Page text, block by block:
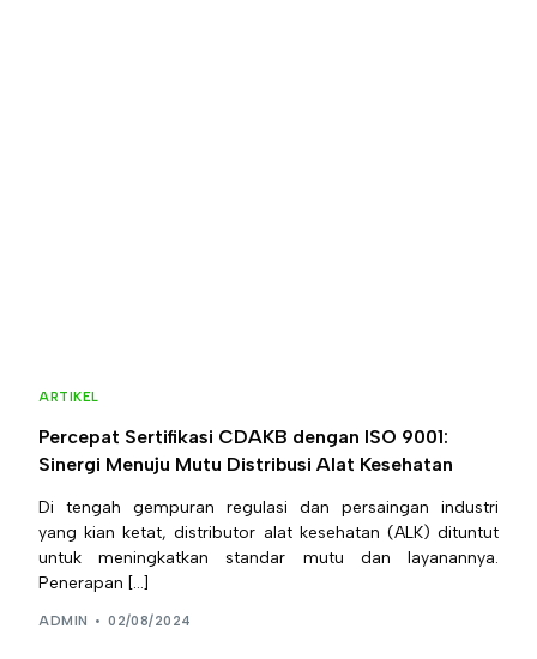
ARTIKEL
Percepat Sertifikasi CDAKB dengan ISO 9001:
Sinergi Menuju Mutu Distribusi Alat Kesehatan
Di tengah gempuran regulasi dan persaingan industri
yang kian ketat, distributor alat kesehatan (ALK) dituntut
untuk meningkatkan standar mutu dan layanannya.
Penerapan […]
ADMIN 02/08/2024